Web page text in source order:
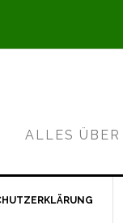
ALLES